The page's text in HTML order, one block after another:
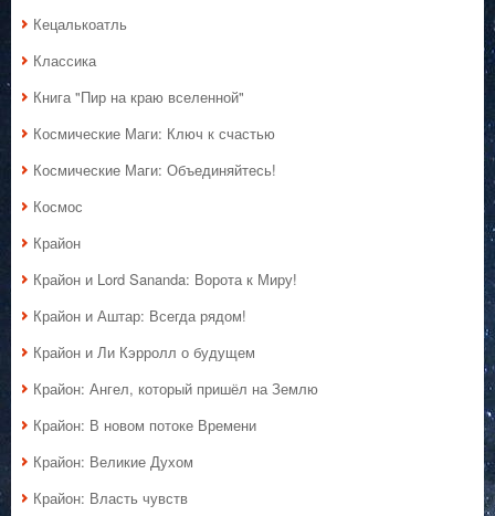
Кецалькоатль
Классика
Книга "Пир на краю вселенной"
Космические Маги: Ключ к счастью
Космические Маги: Объединяйтесь!
Космос
Крайон
Крайон и Lord Sananda: Ворота к Миру!
Крайон и Аштар: Всегда рядом!
Крайон и Ли Кэрролл о будущем
Крайон: Ангел, который пришёл на Землю
Крайон: В новом потоке Времени
Крайон: Великие Духом
Крайон: Власть чувств